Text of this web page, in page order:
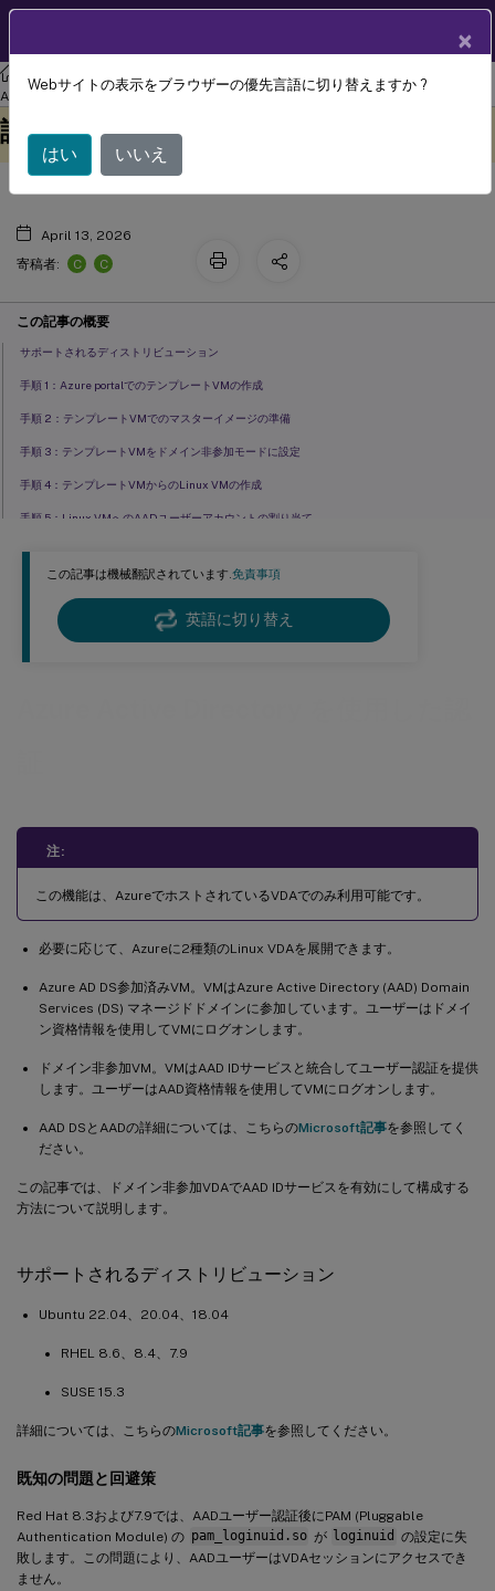
リナックス バーチャル デリバリー エージェント
Linux Virtual Delivery
Agent 2210
この記事は機械翻訳されています.免責事項
英語に切り替え
注:
この機能は、AzureでホストされているVDAでのみ利用可能です。
必要に応じて、Azureに2種類のLinux VDAを展開できます。
Azure AD DS参加済みVM。VMはAzure Active Directory (AAD) Domain
Services (DS) マネージドドメインに参加しています。ユーザーはドメイ
ン資格情報を使用してVMにログオンします。
ドメイン非参加VM。VMはAAD IDサービスと統合してユーザー認証を提供
します。ユーザーはAAD資格情報を使用してVMにログオンします。
AAD DSとAADの詳細については、こちらのMicrosoft記事を参照してく
ださい。
この記事では、ドメイン非参加VDAでAAD IDサービスを有効にして構成する
方法について説明します。
サポートされるディストリビューション
Ubuntu 22.04、20.04、18.04
RHEL 8.6、8.4、7.9
SUSE 15.3
詳細については、こちらのMicrosoft記事を参照してください。
既知の問題と回避策
Red Hat 8.3および7.9では、AADユーザー認証後にPAM (Pluggable
Authentication Module) の pam_loginuid.so が loginuid の設定に失
敗します。この問題により、AADユーザーはVDAセッションにアクセスでき
ません。
翻訳されています。
Azure Active Directory を使用した認
証
April 13, 2026
寄稿者:
C C
この記事の概要
サポートされるディストリビューション
手順 1：Azure portalでのテンプレートVMの作成
手順 2：テンプレートVMでのマスターイメージの準備
手順 3：テンプレートVMをドメイン非参加モードに設定
手順 4：テンプレートVMからのLinux VMの作成
手順 5：Linux VMへのAADユーザーアカウントの割り当て
ドメイン非参加VDAへのログオン
×
Webサイトの表示をブラウザーの優先言語に切り替えますか ?
はい いいえ